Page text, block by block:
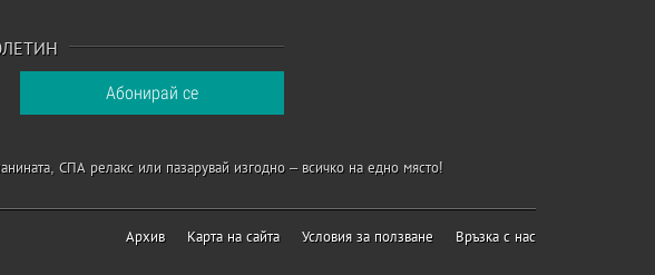
СПА релакс или пазарувай изгодно – всичко на едно място!
Архив Карта на сайта Условия за ползване Връзка с нас